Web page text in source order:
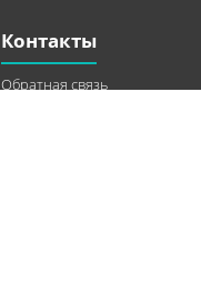
Контакты
Обратная связь